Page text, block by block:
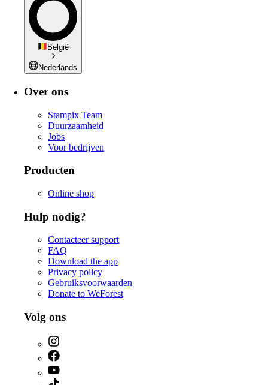
België
Nederlands
Over ons
Stampix Team
Duurzaamheid
Jobs
Voor bedrijven
Producten
Online shop
Hulp nodig?
Contacteer support
FAQ
Download the app
Privacy policy
Gebruiksvoorwaarden
Donate to WeForest
Volg ons